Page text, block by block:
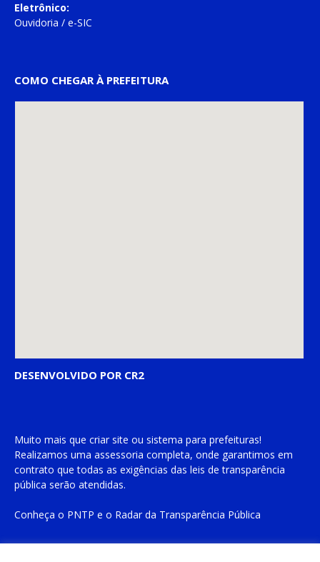
Eletrônico:
Ouvidoria / e-SIC
COMO CHEGAR À PREFEITURA
DESENVOLVIDO POR CR2
Muito mais que criar site ou sistema para prefeituras!
Realizamos uma assessoria completa, onde garantimos em
contrato que todas as exigências das leis de transparência
pública serão atendidas.
Conheça o PNTP e o Radar da Transparência Pública